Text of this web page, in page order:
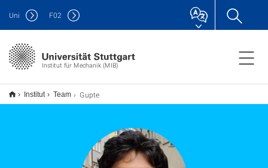
Institut für Mechanik (MIB)
Uni F02
Institut Team Gupte